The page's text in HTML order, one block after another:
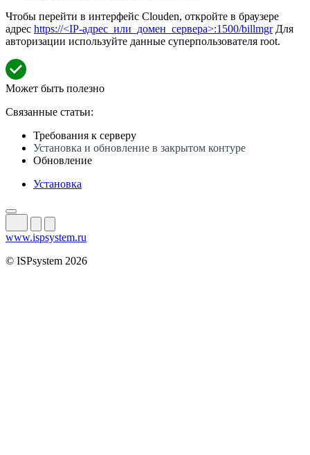
Чтобы перейти в интерфейс Clouden, откройте в браузере
адрес https://<IP-адрес_или_домен_сервера>:1500/billmgrДля
авторизации используйте данные суперпользователя root.
Может быть полезно
Связанные статьи:
Требования к серверу
Установка и обновление в закрытом контуре
Обновление
Установка
www.ispsystem.ru
© ISPsystem 2026